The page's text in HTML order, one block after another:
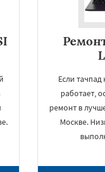
Если
работает,
ремонт в
Москве.